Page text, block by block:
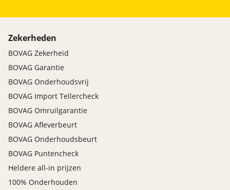
Zekerheden
BOVAG Zekerheid
BOVAG Garantie
BOVAG Onderhoudsvrij
BOVAG Import Tellercheck
BOVAG Omruilgarantie
BOVAG Afleverbeurt
BOVAG Onderhoudsbeurt
BOVAG Puntencheck
Heldere all-in prijzen
100% Onderhouden